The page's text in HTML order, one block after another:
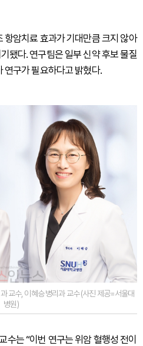
항암치료 효과가 기대만큼 크지 않아
됐다. 연구팀은 일부 신약 후보 물질
연구가 필요하다고 밝혔다.
교수, 이혜승 병리과 교수 (사진 제공=서울대
병원)
수는 “이번 연구는 위암 혈행성 전이